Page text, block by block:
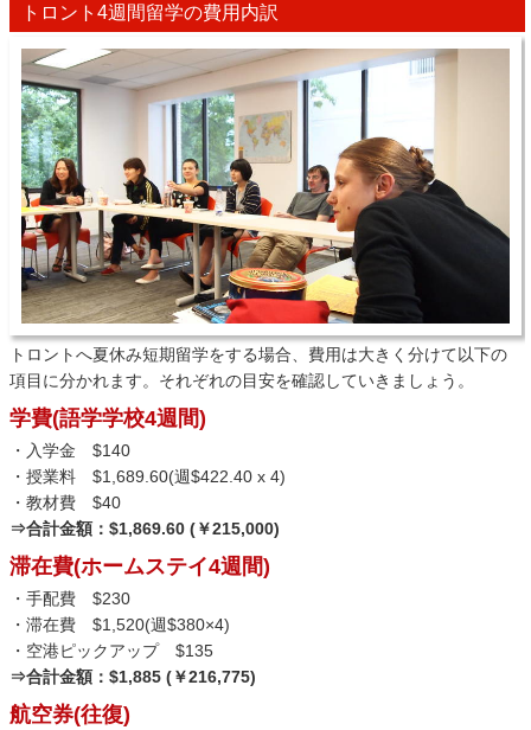
トロント4週間留学の費用内訳
トロントへ夏休み短期留学をする場合、費用は大きく分けて以下の
項目に分かれます。それぞれの目安を確認していきましょう。
学費(語学学校4週間)
・入学金 $140
・授業料 $1,689.60(週$422.40 x 4)
・教材費 $40
⇒合計金額：$1,869.60 (￥215,000)
滞在費(ホームステイ4週間)
・手配費 $230
・滞在費 $1,520(週$380×4)
・空港ピックアップ $135
⇒合計金額：$1,885 (￥216,775)
航空券(往復)